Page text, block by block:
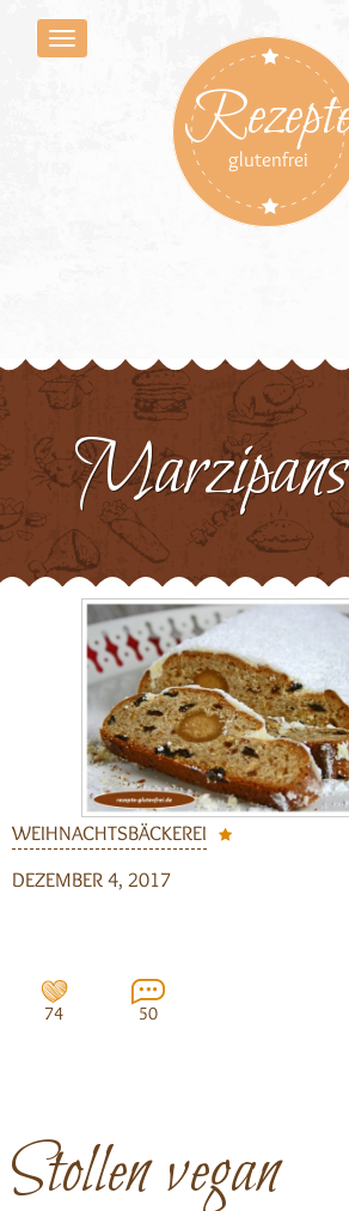
glutenfrei
WEIHNACHTSBÄCKEREI
DEZEMBER 4, 2017
74 50
Stollen vegan